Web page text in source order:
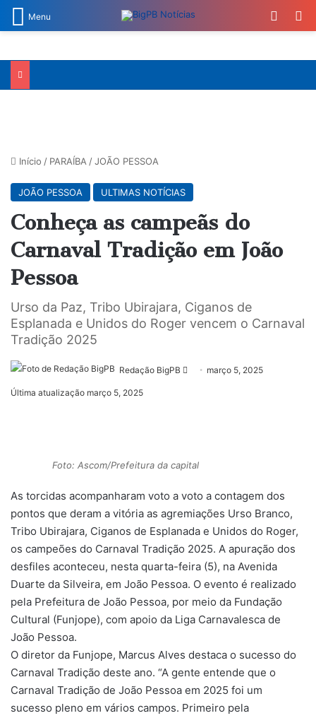
Menu
Início / PARAÍBA /JOÃO PESSOA
JOÃO PESSOA ULTIMAS NOTÍCIAS
Conheça as campeãs do
Carnaval Tradição em João
Pessoa
Urso da Paz, Tribo Ubirajara, Ciganos de
Esplanada e Unidos do Roger vencem o Carnaval
Tradição 2025
Redação BigPB
Mandemarço 5, 2025
Última atualização março 5, 2025
Foto: Ascom/Prefeitura da capital
As torcidas acompanharam voto a voto a contagem dos
pontos que deram a vitória as agremiações Urso Branco,
Tribo Ubirajara, Ciganos de Esplanada e Unidos do Roger,
os campeões do Carnaval Tradição 2025. A apuração dos
desfiles aconteceu, nesta quarta-feira (5), na Avenida
Duarte da Silveira, em João Pessoa. O evento é realizado
pela Prefeitura de João Pessoa, por meio da Fundação
Cultural (Funjope), com apoio da Liga Carnavalesca de
João Pessoa.
O diretor da Funjope, Marcus Alves destaca o sucesso do
Carnaval Tradição deste ano. “A gente entende que o
Carnaval Tradição de João Pessoa em 2025 foi um
sucesso pleno em vários campos. Primeiro pela